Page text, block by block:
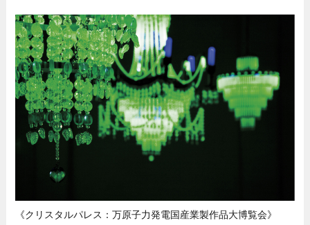
《クリスタルパレス：万原子力発電国産業製作品大博覧会》